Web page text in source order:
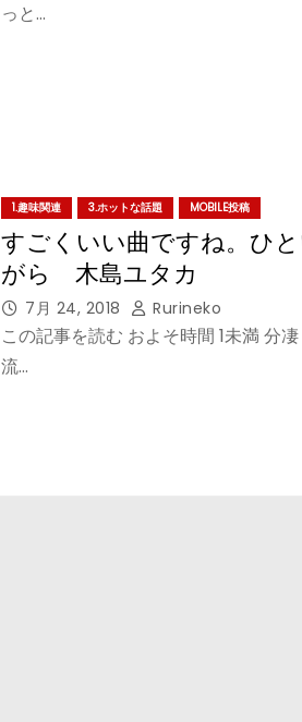
っと…
1.趣味関連 3.ホットな話題 MOBILE投稿
すごくいい曲ですね。ひ
がら 木島ユタカ
7月 24, 2018 Rurineko
この記事を読む およそ時間 1未満 分
流…